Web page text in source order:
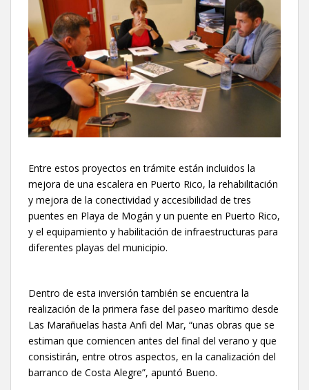
Entre estos proyectos en trámite están incluidos la
mejora de una escalera en Puerto Rico, la rehabilitación
y mejora de la conectividad y accesibilidad de tres
puentes en Playa de Mogán y un puente en Puerto Rico,
y el equipamiento y habilitación de infraestructuras para
diferentes playas del municipio.
Dentro de esta inversión también se encuentra la
realización de la primera fase del paseo marítimo desde
Las Marañuelas hasta Anfi del Mar, “unas obras que se
estiman que comiencen antes del final del verano y que
consistirán, entre otros aspectos, en la canalización del
barranco de Costa Alegre”, apuntó Bueno.